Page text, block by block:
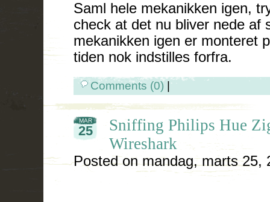
Saml hele mekanikken igen,
check at det nu bliver nede af
mekanikken igen er monteret
tiden nok indstilles forfra.
Comments (0)
MAR
25
Sniffing Philips Hue
Wireshark
Posted onmandag, marts 25,